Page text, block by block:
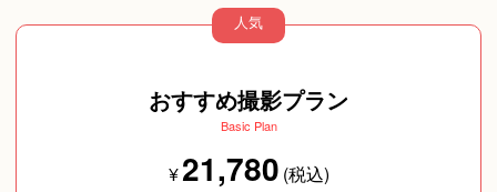
人気
おすすめ撮影プラン
Basic Plan
¥21,780 (税込)